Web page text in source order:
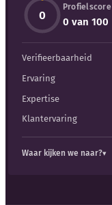
Externe bronnen
Woordenboek
Auteurs
0
Profielscore
0 van 100
Verifieerbaarheid
Ervaring
Expertise
Klantervaring
Waar kijken we naar?